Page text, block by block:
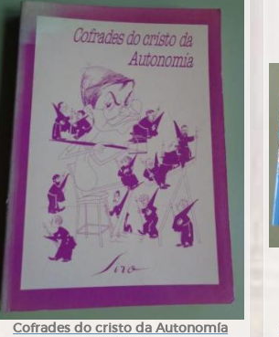
Cofrades do cristo da Autonomía